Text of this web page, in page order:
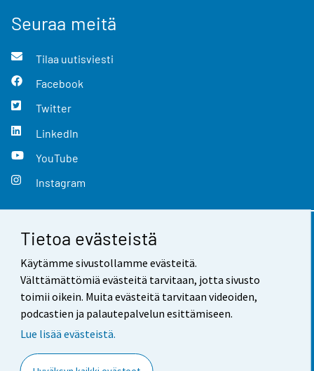
Tietoa evästeistä
Käytämme sivustollamme evästeitä.
Välttämättömiä evästeitä tarvitaan, jotta sivusto
toimii oikein. Muita evästeitä tarvitaan videoiden,
podcastien ja palautepalvelun esittämiseen.
Lue lisää evästeistä.
Seuraa meitä
Tilaa uutisviesti
Facebook
Twitter
LinkedIn
YouTube
Instagram
Yhteystiedot
Palaute
Käyttöehdot
Saavutettavuus